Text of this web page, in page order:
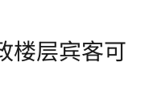
楼层宾客可